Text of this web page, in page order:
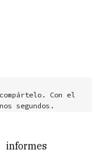
Con el
informes